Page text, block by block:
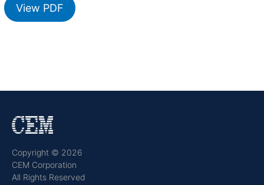
View PDF
Copyright © 2026
CEM Corporation
All Rights Reserved